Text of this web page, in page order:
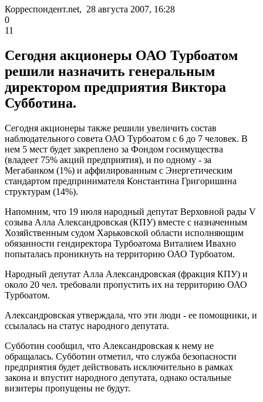
Корреспондент.net, 28 августа 2007, 16:28
0
11
Сегодня акционеры ОАО Турбоатом
решили назначить генеральным
директором предприятия Виктора
Субботина.
Сегодня акционеры также решили увеличить состав
наблюдательного совета ОАО Турбоатом с 6 до 7 человек. В
нем 5 мест будет закреплено за Фондом госимущества
(владеет 75% акций предприятия), и по одному - за
Мегабанком (1%) и аффилированным с Энергетическим
стандартом предпринимателя Константина Григоришина
структурам (14%).
Напомним, что 19 июля народный депутат Верховной рады V
созыва Алла Александровская (КПУ) вместе с назначенным
Хозяйственным судом Харьковской области исполняющим
обязанности гендиректора Турбоатома Виталием Ивахно
попыталась проникнуть на территорию ОАО Турбоатом.
Народный депутат Алла Александровская (фракция КПУ) и
около 20 чел. требовали пропустить их на территорию ОАО
Турбоатом.
Александровская утверждала, что эти люди - ее помощники, и
ссылалась на статус народного депутата.
Субботин сообщил, что Александровская к нему не
обращалась. Субботин отметил, что служба безопасности
предприятия будет действовать исключительно в рамках
закона и впустит народного депутата, однако остальные
визитеры пропущены не будут.